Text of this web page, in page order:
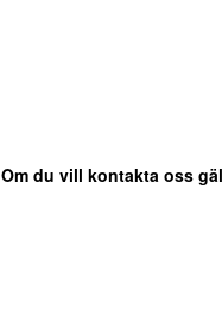
Om du vill kontakta oss